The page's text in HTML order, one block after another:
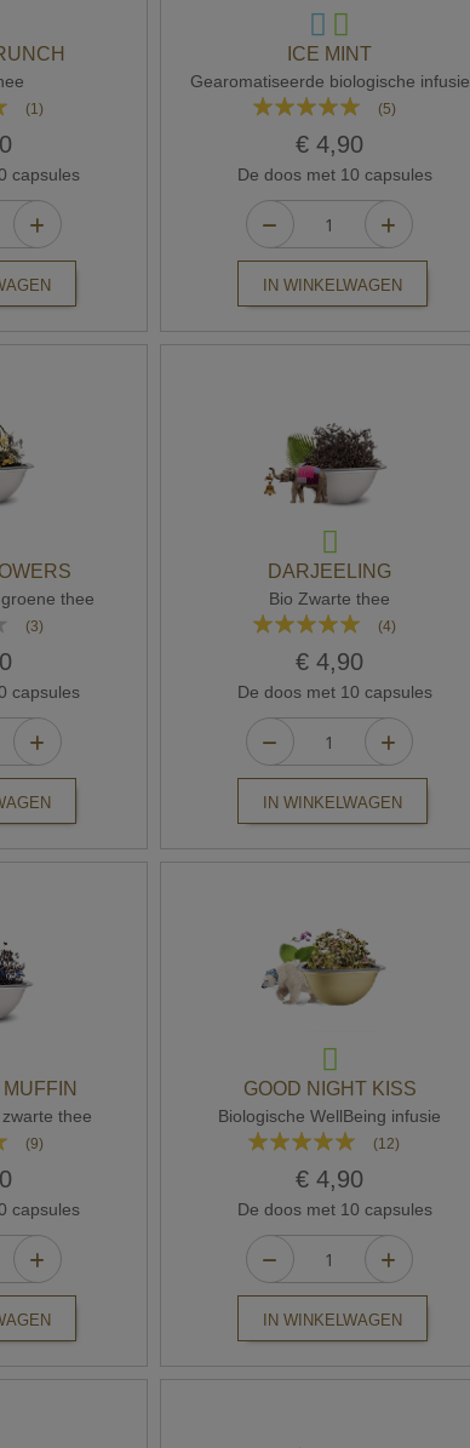
(1)
capsules
ICE MINT
Gearomatiseerde biologische infusie
Waardering:
(5)
€ 4,90
De doos met 10 capsules
IN WINKELWAGEN
thee
(3)
capsules
DARJEELING
Bio Zwarte thee
Waardering:
(4)
€ 4,90
De doos met 10 capsules
IN WINKELWAGEN
thee
(9)
capsules
GOOD NIGHT KISS
Biologische WellBeing infusie
Waardering:
(12)
€ 4,90
De doos met 10 capsules
IN WINKELWAGEN